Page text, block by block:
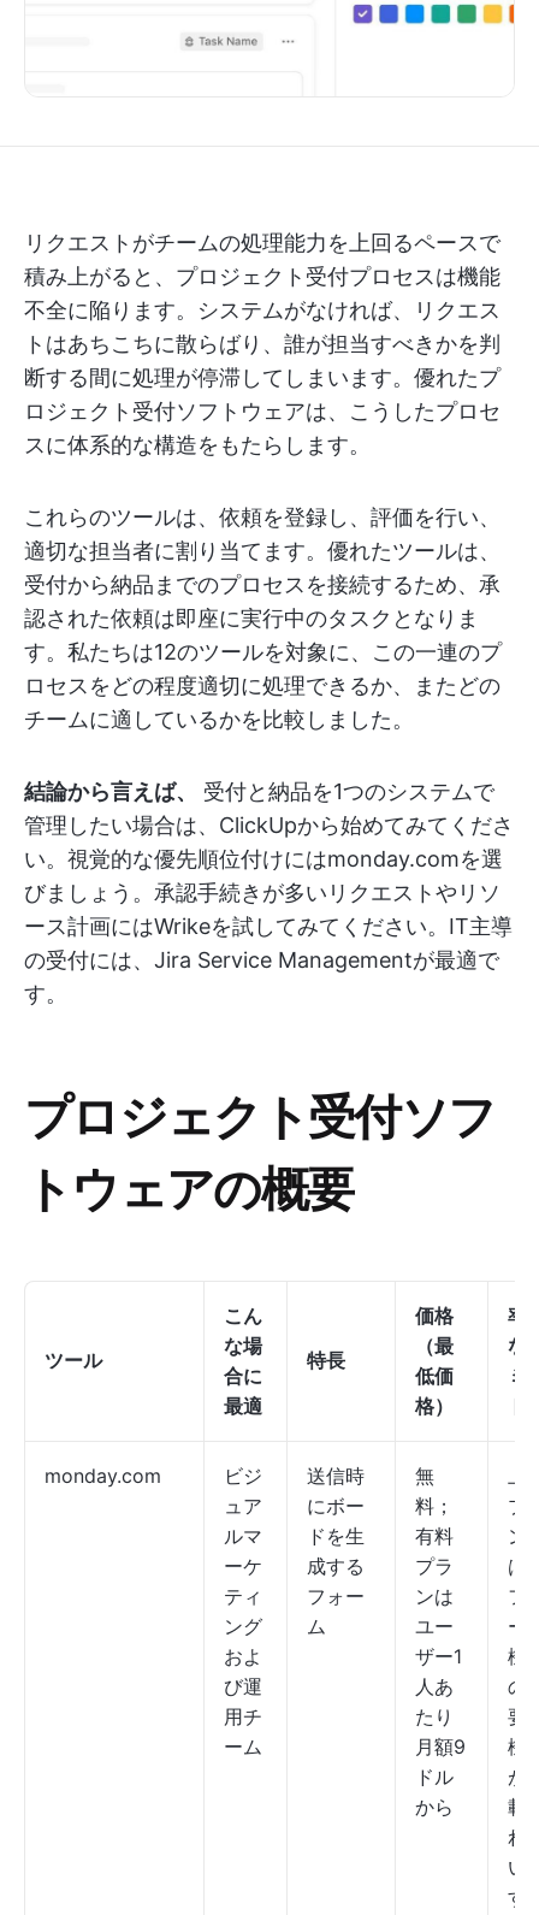
リクエストがチームの処理能力を上回るペースで
積み上がると、プロジェクト受付プロセスは機能
不全に陥ります。システムがなければ、リクエス
トはあちこちに散らばり、誰が担当すべきかを判
断する間に処理が停滞してしまいます。優れたプ
ロジェクト受付ソフトウェアは、こうしたプロセ
スに体系的な構造をもたらします。
これらのツールは、依頼を登録し、評価を行い、
適切な担当者に割り当てます。優れたツールは、
受付から納品までのプロセスを接続するため、承
認された依頼は即座に実行中のタスクとなりま
す。私たちは12のツールを対象に、この一連のプ
ロセスをどの程度適切に処理できるか、またどの
チームに適しているかを比較しました。
結論から言えば、
受付と納品を1つのシステムで
管理したい場合は、ClickUpから始めてみてくださ
い。視覚的な優先順位付けにはmonday.comを選
びましょう。承認手続きが多いリクエストやリソ
ース計画にはWrikeを試してみてください。IT主導
の受付には、Jira Service Managementが最適で
す。
プロジェクト受付ソフ
トウェアの概要
ツール
こん
な場
合に
最適
特長
価格
（最
低価
格）
率
な
ミ
monday.com
ビジ
ュア
ルマ
ーケ
ティ
ング
およ
び運
用チ
ーム
送信時
にボー
ドを生
成する
フォー
ム
無
料；
有料
プラ
ンは
ユー
ザー1
人あ
たり
月額9
ドル
から
上
プ
ン
は
フ
ー
機
の
要
機
が
載
れ
い
す